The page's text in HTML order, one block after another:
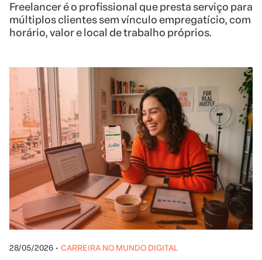
Freelancer é o profissional que presta serviço para
múltiplos clientes sem vínculo empregatício, com
horário, valor e local de trabalho próprios.
28/05/2026 • CARREIRA NO MUNDO DIGITAL